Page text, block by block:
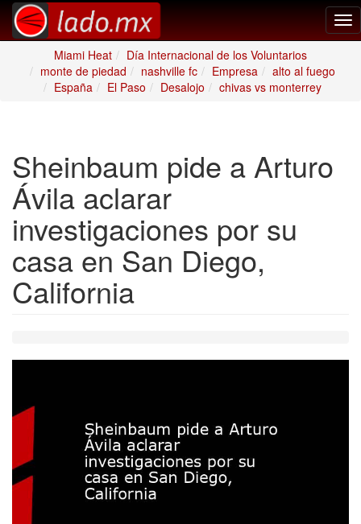
Miami Heat
Día Internacional de los Voluntarios
monte de piedad
nashville fc Empresa
alto al fuego
España
El Paso Desalojo chivas vs monterrey
Sheinbaum pide a Arturo
Ávila aclarar
investigaciones por su
casa en San Diego,
California